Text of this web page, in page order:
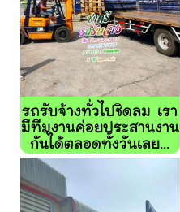
รถรับจ้างทั่วไปชิดลม เรา
มีทีมงานค่อยประสานงาน
กันได้ตลอดทั้งวันเลย...